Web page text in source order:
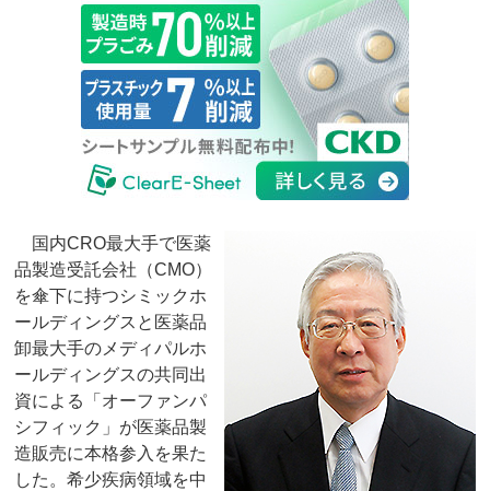
国内CRO最大手で医薬
品製造受託会社（CMO）
を傘下に持つシミックホ
ールディングスと医薬品
卸最大手のメディパルホ
ールディングスの共同出
資による「オーファンパ
シフィック」が医薬品製
造販売に本格参入を果た
した。希少疾病領域を中